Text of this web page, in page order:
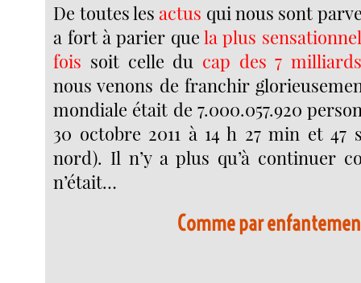
De toutes les actus qui nous sont
a fort à parier que la plus
fois soit celle du cap des 7
nous venons de franchir
mondiale était de 7.000.057.920
30 octobre 2011 à 14 h 27 min et 47
nord). Il n’y a plus qu’à continuer
n’était…
Comme par